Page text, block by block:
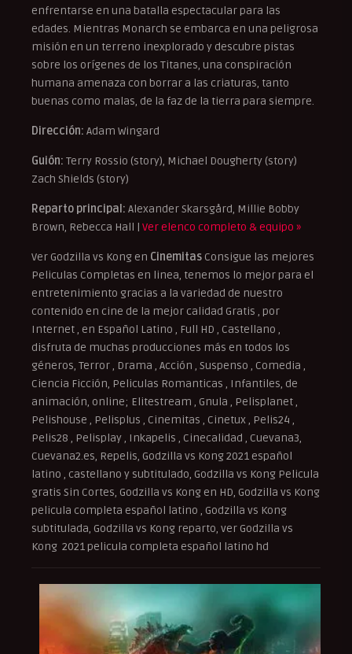
enfrentarse en una batalla espectacular para las
edades. Mientras Monarch se embarca en una peligrosa
misión en un terreno inexplorado y descubre pistas
sobre los orígenes de los Titanes, una conspiración
humana amenaza con borrar a las criaturas, tanto
buenas como malas, de la faz de la tierra para siempre.
Dirección: Adam Wingard
Guión: Terry Rossio (story), Michael Dougherty (story)
Zach Shields (story)
Reparto principal: Alexander Skarsgård, Millie Bobby
Brown, Rebecca Hall | Ver elenco completo & equipo »
Ver Godzilla vs Kong en Cinemitas Consigue las mejores
Peliculas Completas en linea, tenemos lo mejor para el
entretenimiento gracias a la variedad de nuestro
contenido en cine de la mejor calidad Gratis , por
Internet , en Español Latino , Full HD , Castellano ,
disfruta de muchas producciones más en todos los
géneros, Terror , Drama , Acción , Suspenso , Comedia ,
Ciencia Ficción, Peliculas Romanticas , Infantiles, de
animación, online; Elitestream , Gnula , Pelisplanet ,
Pelishouse , Pelisplus , Cinemitas , Cinetux , Pelis24 ,
Pelis28 , Pelisplay , Inkapelis , Cinecalidad , Cuevana3,
Cuevana2.es, Repelis, Godzilla vs Kong 2021 español
latino , castellano y subtitulado, Godzilla vs Kong Pelicula
gratis Sin Cortes, Godzilla vs Kong en HD, Godzilla vs Kong
pelicula completa español latino , Godzilla vs Kong
subtitulada, Godzilla vs Kong reparto, ver Godzilla vs
Kong 2021 pelicula completa español latino hd